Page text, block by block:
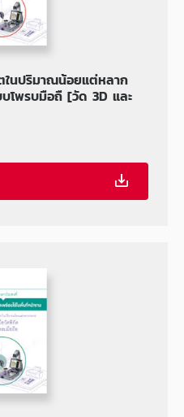
นปริมาณน้อยแต่หลาก
โพรบมือถื [วัด 3D และ